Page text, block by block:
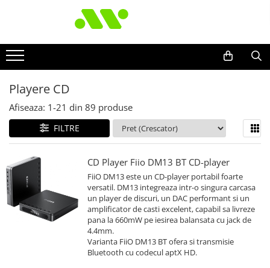
Playere CD
Afiseaza: 1-21 din 89 produse
FILTRE
CD Player Fiio DM13 BT CD-player
FiiO DM13 este un CD-player portabil foarte
versatil. DM13 integreaza intr-o singura carcasa
un player de discuri, un DAC performant si un
amplificator de casti excelent, capabil sa livreze
pana la 660mW pe iesirea balansata cu jack de
4.4mm.
Varianta FiiO DM13 BT ofera si transmisie
Bluetooth cu codecul aptX HD.